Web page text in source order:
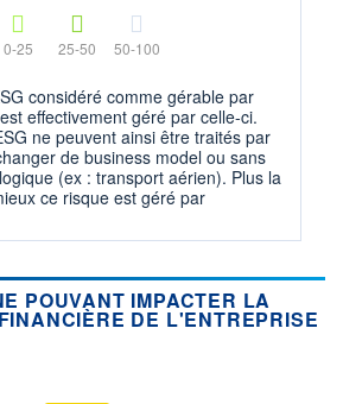
50-100
25-50
0-25
considéré comme gérable par
effectivement géré par celle-ci.
ne peuvent ainsi être traités par
de business model ou sans
(ex : transport aérien). Plus la
ce risque est géré par
POUVANT IMPACTER LA
DE L'ENTREPRISE